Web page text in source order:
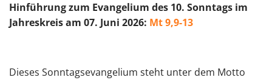
Hinführung zum Evangelium des 10. Sonntags im
Jahreskreis am 07. Juni 2026: Mt 9,9-13
Dieses Sonntagsevangelium steht unter dem Motto